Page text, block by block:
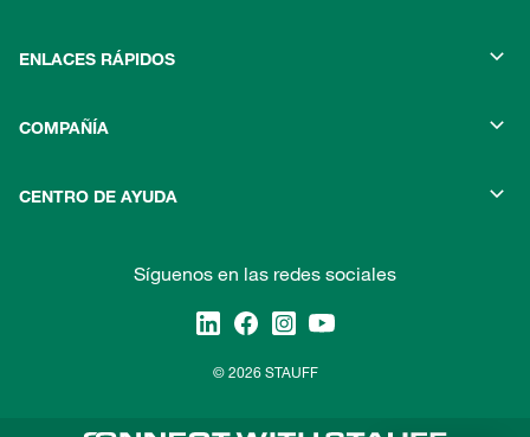
ENLACES RÁPIDOS
COMPAÑÍA
CENTRO DE AYUDA
Síguenos en las redes sociales
© 2026 STAUFF